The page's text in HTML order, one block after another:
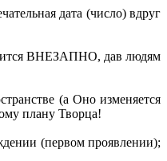
дата (число) вдруг
ВНЕЗАПНО, дав людям
(а Оно изменяется
плану Творца!
(первом проявлении);